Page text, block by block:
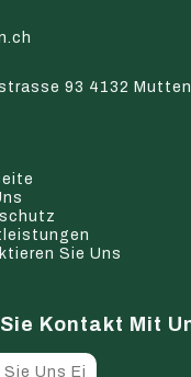
93 4132
Sie Uns
Kontakt Mit